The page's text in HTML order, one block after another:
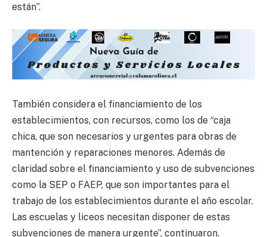
están”.
También considera el financiamiento de los
establecimientos, con recursos, como los de “caja
chica, que son necesarios y urgentes para obras de
mantención y reparaciones menores. Además de
claridad sobre el financiamiento y uso de subvenciones
como la SEP o FAEP, que son importantes para el
trabajo de los establecimientos durante el año escolar.
Las escuelas y liceos necesitan disponer de estas
subvenciones de manera urgente”, continuaron.